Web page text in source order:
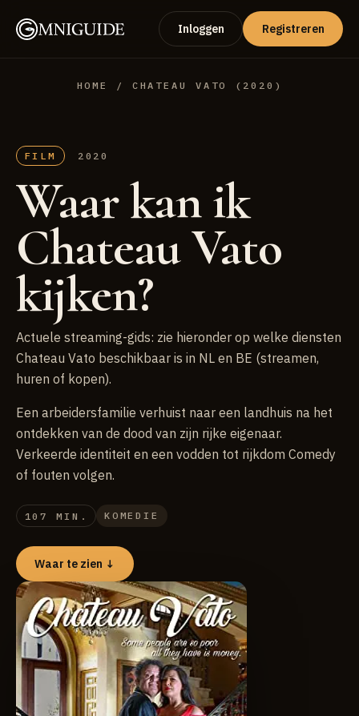
Inloggen Registreren
HOME / CHATEAU VATO (2020)
FILM 2020
Waar kan ik
Chateau Vato
kijken?
Actuele streaming-gids: zie hieronder op welke diensten
Chateau Vato beschikbaar is in NL en BE (streamen,
huren of kopen).
Een arbeidersfamilie verhuist naar een landhuis na het
ontdekken van de dood van zijn rijke eigenaar.
Verkeerde identiteit en een vodden tot rijkdom Comedy
of fouten volgen.
107 MIN. KOMEDIE
Waar te zien ↓